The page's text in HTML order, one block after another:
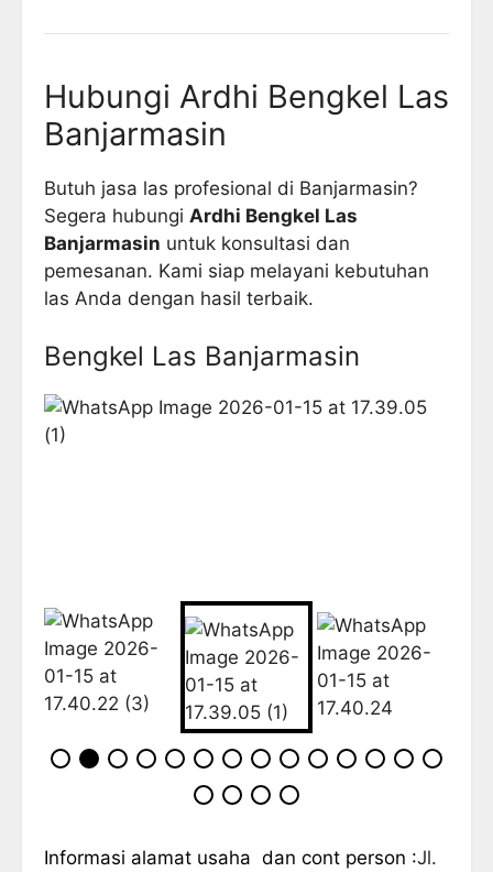
Hubungi Ardhi Bengkel Las
Banjarmasin
Butuh jasa las profesional di Banjarmasin?
Segera hubungi Ardhi Bengkel Las
Banjarmasin untuk konsultasi dan
pemesanan. Kami siap melayani kebutuhan
las Anda dengan hasil terbaik.
Bengkel Las Banjarmasin
Informasi alamat usaha dan cont person :Jl.